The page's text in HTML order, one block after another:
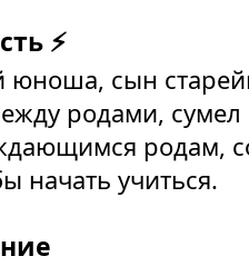
⚡
юноша, сын
родами, сумел
родам,
начать учиться.